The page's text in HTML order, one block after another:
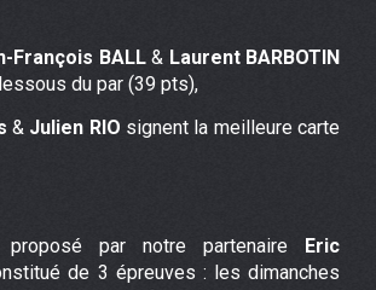
François BALL& Laurent BARBOTIN
du par (39 pts),
& Julien RIO signent la meilleure carte
proposé par notre partenaire Eric
de 3 épreuves : les dimanches